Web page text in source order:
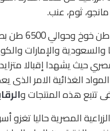
ثوم، عنب.
مشيرا إلى
والسعودية والإمارات
حيث يشهدا إقبالا
الغذائية الامر الذى
تتبع هذه المنتجات و